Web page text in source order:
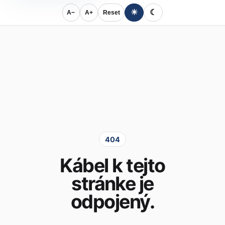
A− A+ Reset ☀ ☾
404
Kábel k tejto
stránke je
odpojený.